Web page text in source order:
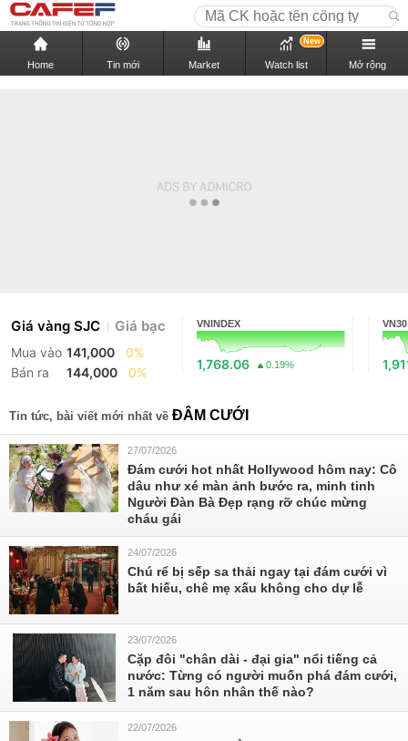
Home Tin mới Market Watch list
New
Mở rộng
Giá vàng SJC Giá bạc
Mua vào 141,000
0%
Bán ra
144,000 0%
VNINDEX
1,768.06 0.19%
VN30
Tin tức, bài viết mới nhất về ĐÂM CƯỚI
27/07/2026
Đám cưới hot nhất Hollywood hôm nay: Cô
dâu như xé màn ảnh bước ra, minh tinh
Người Đàn Bà Đẹp rạng rỡ chúc mừng
cháu gái
24/07/2026
Chú rể bị sếp sa thải ngay tại đám cưới vì
bất hiếu, chê mẹ xấu không cho dự lễ
23/07/2026
Cặp đôi "chân dài - đại gia" nổi tiếng cả
nước: Từng có người muốn phá đám cưới,
1 năm sau hôn nhân thế nào?
22/07/2026